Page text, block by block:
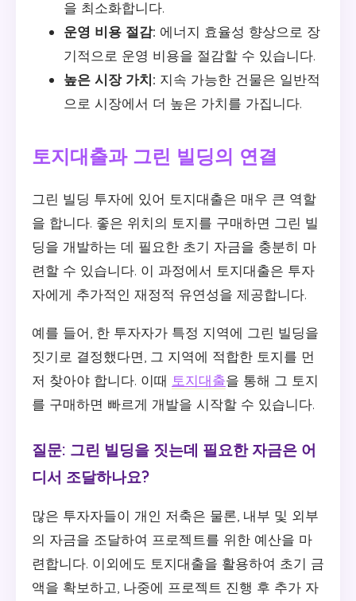
을 최소화합니다.
운영 비용 절감: 에너지 효율성 향상으로 장
기적으로 운영 비용을 절감할 수 있습니다.
높은 시장 가치: 지속 가능한 건물은 일반적
으로 시장에서 더 높은 가치를 가집니다.
토지대출과 그린 빌딩의 연결
그린 빌딩 투자에 있어 토지대출은 매우 큰 역할
을 합니다. 좋은 위치의 토지를 구매하면 그린 빌
딩을 개발하는 데 필요한 초기 자금을 충분히 마
련할 수 있습니다. 이 과정에서 토지대출은 투자
자에게 추가적인 재정적 유연성을 제공합니다.
예를 들어, 한 투자자가 특정 지역에 그린 빌딩을
짓기로 결정했다면, 그 지역에 적합한 토지를 먼
저 찾아야 합니다. 이때 토지대출을 통해 그 토지
를 구매하면 빠르게 개발을 시작할 수 있습니다.
질문: 그린 빌딩을 짓는데 필요한 자금은 어
디서 조달하나요?
많은 투자자들이 개인 저축은 물론, 내부 및 외부
의 자금을 조달하여 프로젝트를 위한 예산을 마
련합니다. 이외에도 토지대출을 활용하여 초기 금
액을 확보하고, 나중에 프로젝트 진행 후 추가 자